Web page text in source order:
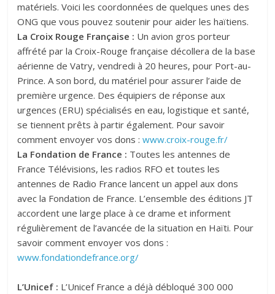
matériels. Voici les coordonnées de quelques unes des
ONG que vous pouvez soutenir pour aider les haïtiens.
La Croix Rouge Française : Un avion gros porteur
affrété par la Croix-Rouge française décollera de la base
aérienne de Vatry, vendredi à 20 heures, pour Port-au-
Prince. A son bord, du matériel pour assurer l’aide de
première urgence. Des équipiers de réponse aux
urgences (ERU) spécialisés en eau, logistique et santé,
se tiennent prêts à partir également. Pour savoir
comment envoyer vos dons : www.croix-rouge.fr/
La Fondation de France : Toutes les antennes de
France Télévisions, les radios RFO et toutes les
antennes de Radio France lancent un appel aux dons
avec la Fondation de France. L’ensemble des éditions JT
accordent une large place à ce drame et informent
régulièrement de l’avancée de la situation en Haïti. Pour
savoir comment envoyer vos dons :
www.fondationdefrance.org/
L’Unicef : L’Unicef France a déjà débloqué 300 000